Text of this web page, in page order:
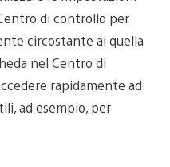
di controllo per
circostante ai quella
nel Centro di
rapidamente ad
ad esempio, per